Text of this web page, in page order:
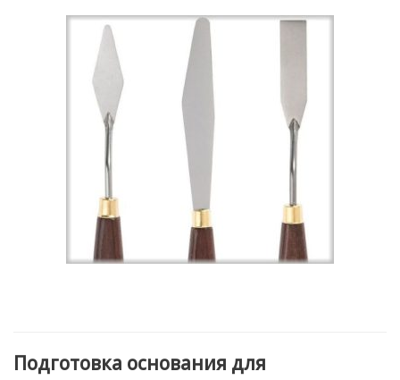
Подготовка основания для